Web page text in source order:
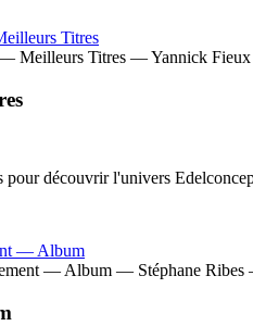
Titres
pour découvrir l'univers
— Album